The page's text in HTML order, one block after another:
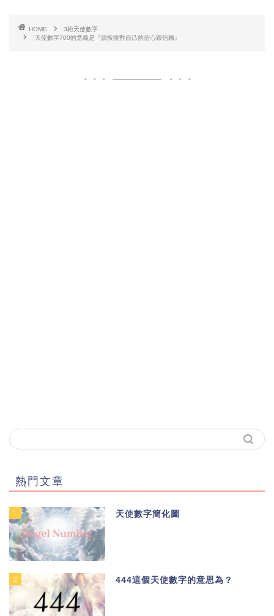
HOME
3桁天使數字
天使數字700的意義是『請恢復對自己的信心跟信賴』
熱門文章
1 天使數字簡化圖
2 444這個天使數字的意思為？